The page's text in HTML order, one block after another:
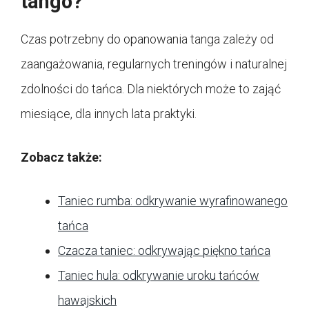
Czas potrzebny do opanowania tanga zależy od
zaangażowania, regularnych treningów i naturalnej
zdolności do tańca. Dla niektórych może to zająć
miesiące, dla innych lata praktyki.
Zobacz także:
Taniec rumba: odkrywanie wyrafinowanego
tańca
Czacza taniec: odkrywając piękno tańca
Taniec hula: odkrywanie uroku tańców
hawajskich